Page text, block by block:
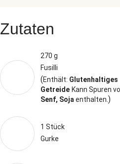
Zutaten
270 g
Fusilli
(Enthält: Glutenhaltiges
Getreide Kann Spuren
Senf, Soja enthalten. )
1 Stück
Gurke